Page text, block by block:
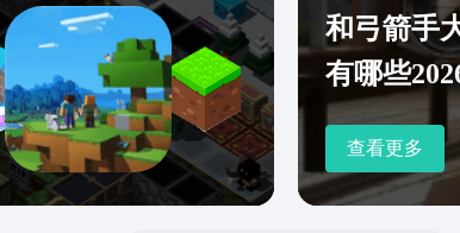
验更加充实和丰富。无论是追求冒险刺激还是喜欢
，可以点击图片下方链接或者前往九游客户端进行
了通过这个方式，你可以尽早体验到游戏的乐趣。
和弓箭手
有哪些
查看更多